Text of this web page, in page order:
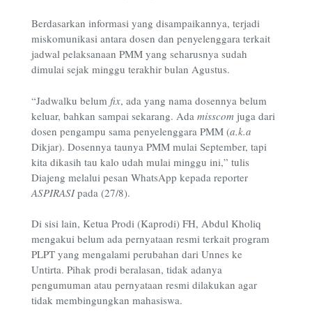
Berdasarkan informasi yang disampaikannya, terjadi
miskomunikasi antara dosen dan penyelenggara terkait
jadwal pelaksanaan PMM yang seharusnya sudah
dimulai sejak minggu terakhir bulan Agustus.
“Jadwalku belum fix, ada yang nama dosennya belum
keluar, bahkan sampai sekarang. Ada misscom juga dari
dosen pengampu sama penyelenggara PMM (a.k.a
Dikjar). Dosennya taunya PMM mulai September, tapi
kita dikasih tau kalo udah mulai minggu ini,” tulis
Diajeng melalui pesan WhatsApp kepada reporter
ASPIRASIpada (27/8).
Di sisi lain, Ketua Prodi (Kaprodi) FH, Abdul Kholiq
mengakui belum ada pernyataan resmi terkait program
PLPT yang mengalami perubahan dari Unnes ke
Untirta. Pihak prodi beralasan, tidak adanya
pengumuman atau pernyataan resmi dilakukan agar
tidak membingungkan mahasiswa.